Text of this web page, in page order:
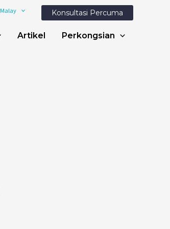
Malay Konsultasi Percuma
Artikel Perkongsian